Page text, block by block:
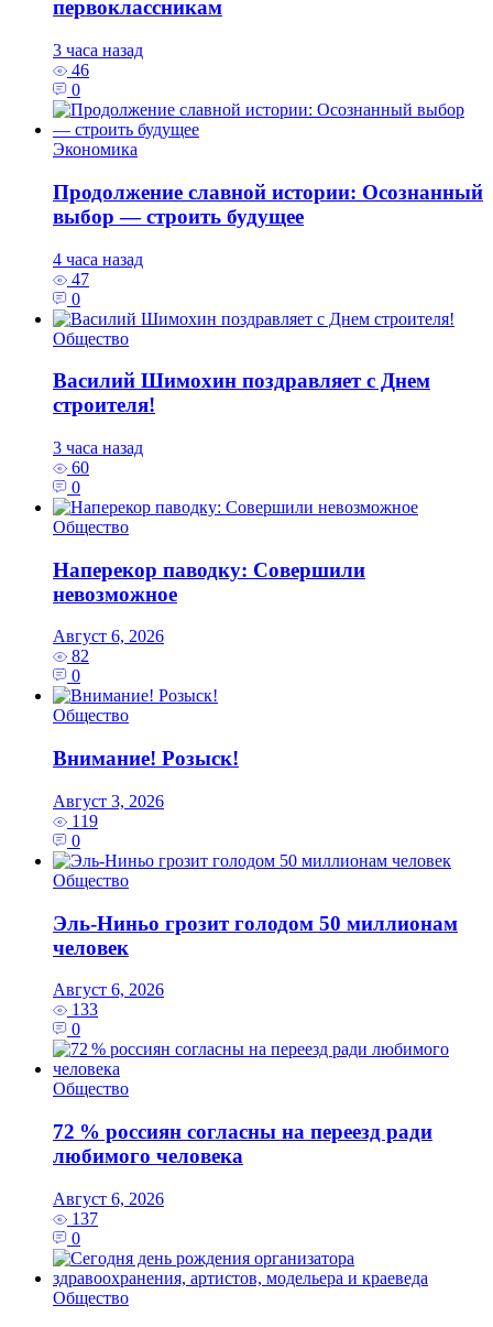
первоклассникам
3 часа назад
46
0
Экономика
Продолжение славной истории: Осознанный
выбор — строить будущее
4 часа назад
47
0
Общество
Василий Шимохин поздравляет с Днем
строителя!
3 часа назад
60
0
Общество
Наперекор паводку: Совершили
невозможное
Август 6, 2026
82
0
Общество
Внимание! Розыск!
Август 3, 2026
119
0
Общество
Эль‑Ниньо грозит голодом 50 миллионам
человек
Август 6, 2026
133
0
Общество
72 % россиян согласны на переезд ради
любимого человека
Август 6, 2026
137
0
Общество